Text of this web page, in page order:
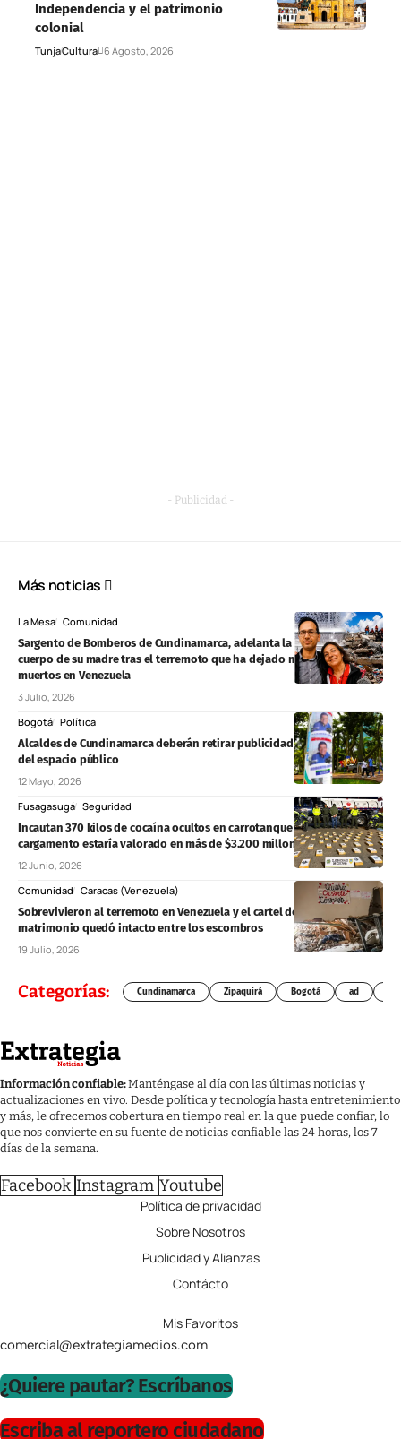
Independencia y el patrimonio
colonial
TunjaCultura 6 Agosto, 2026
- Publicidad -
Más noticias
La Mesa Comunidad
Sargento de Bomberos de Cundinamarca, adelanta la búsqueda del
cuerpo de su madre tras el terremoto que ha dejado más de 2.500
muertos en Venezuela
3 Julio, 2026
Bogotá Política
Alcaldes de Cundinamarca deberán retirar publicidad política vencida
del espacio público
12 Mayo, 2026
Fusagasugá Seguridad
Incautan 370 kilos de cocaína ocultos en carrotanque en Fusagasugá:
cargamento estaría valorado en más de $3.200 millones
12 Junio, 2026
Comunidad Caracas (Venezuela)
Sobrevivieron al terremoto en Venezuela y el cartel de su propuesta de
matrimonio quedó intacto entre los escombros
19 Julio, 2026
Categorías: Cundinamarca Zipaquirá Bogotá ad
Información confiable:Manténgase al día con las últimas noticias y
actualizaciones en vivo. Desde política y tecnología hasta entretenimiento
y más, le ofrecemos cobertura en tiempo real en la que puede confiar, lo
que nos convierte en su fuente de noticias confiable las 24 horas, los 7
días de la semana.
Facebook Instagram Youtube
Política de privacidad
Sobre Nosotros
Publicidad y Alianzas
Contácto
Mis Favoritos
comercial@extrategiamedios.com
¿Quiere pautar? Escríbanos
Escriba al reportero ciudadano